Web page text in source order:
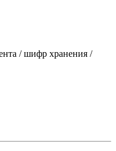
/ шифр хранения /